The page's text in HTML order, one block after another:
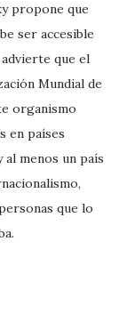
propone que
ser accesible
que el
Mundial de
organismo
en países
menos un país
que lo